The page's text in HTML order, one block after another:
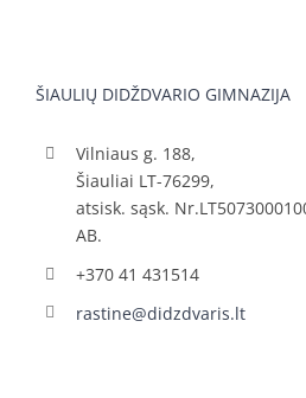
ŠIAULIŲ DIDŽDVARIO GIMNAZIJA
Vilniaus g. 188,
Šiauliai LT-76299,
atsisk. sąsk.
AB.
+370 41 431514
rastine@didzdvaris.lt